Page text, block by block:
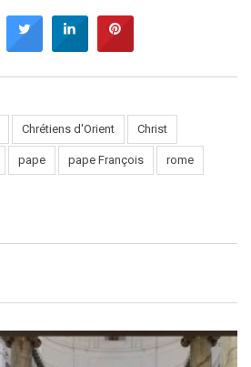
Chrétiens d'Orient Christ
pape pape François rome